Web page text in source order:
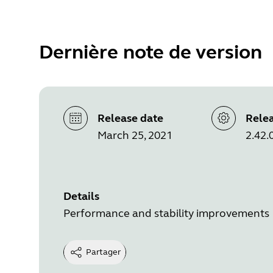
Dernière note de version
Release date
March 25, 2021
Details
Performance and stability improvements
Partager